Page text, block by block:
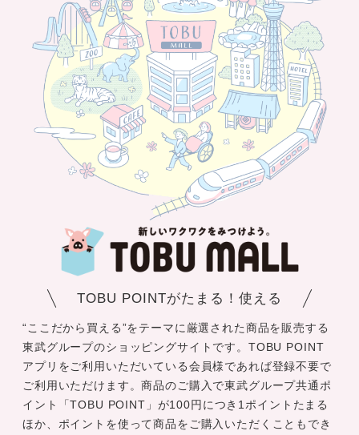
TOBU POINTがたまる！使える
“ここだから買える”をテーマに厳選された商品を販売する
東武グループのショッピングサイトです。TOBU POINT
アプリをご利用いただいている会員様であれば登録不要で
ご利用いただけます。商品のご購入で東武グループ共通ポ
イント「TOBU POINT」が100円につき1ポイントたまる
ほか、ポイントを使って商品をご購入いただくこともでき